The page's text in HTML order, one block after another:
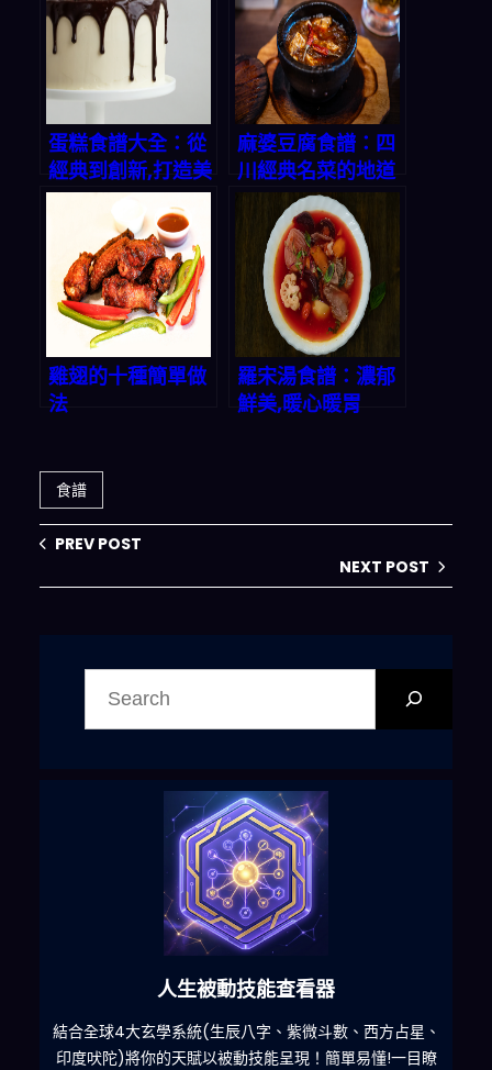
蛋糕食譜大全：從
經典到創新,打造美
味甜蜜時光
麻婆豆腐食譜：四
川經典名菜的地道
做法
雞翅的十種簡單做
法
羅宋湯食譜：濃郁
鮮美,暖心暖胃
食譜
PREV POST
NEXT POST
人生被動技能查看器
結合全球4大玄學系統(生辰八字、紫微斗數、西方占星、
印度吠陀)將你的天賦以被動技能呈現！簡單易懂!一目瞭